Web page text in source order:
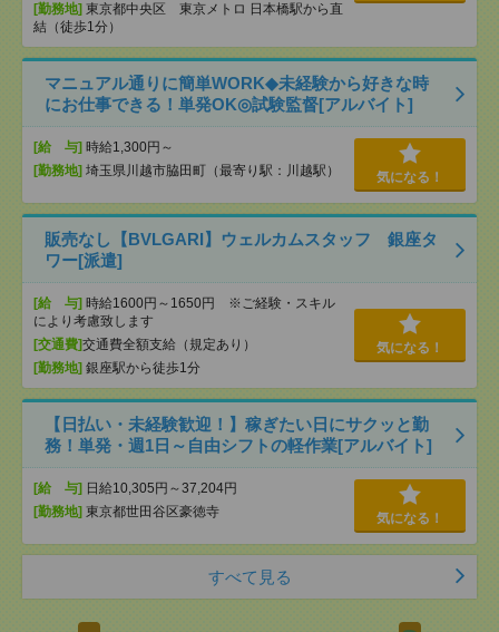
[勤務地] 東京都中央区 東京メトロ 日本橋駅から直
結（徒歩1分）
マニュアル通りに簡単WORK◆未経験から好きな時
にお仕事できる！単発OK◎試験監督[アルバイト]
[給 与] 時給1,300円～
[勤務地] 埼玉県川越市脇田町（最寄り駅：川越駅） 気になる！
販売なし【BVLGARI】ウェルカムスタッフ 銀座タ
ワー[派遣]
[給 与] 時給1600円～1650円 ※ご経験・スキル
により考慮致します
[交通費]交通費全額支給（規定あり）
[勤務地] 銀座駅から徒歩1分
気になる！
【日払い・未経験歓迎！】稼ぎたい日にサクッと勤
務！単発・週1日～自由シフトの軽作業[アルバイト]
[給 与] 日給10,305円～37,204円
[勤務地] 東京都世田谷区豪徳寺 気になる！
すべて見る